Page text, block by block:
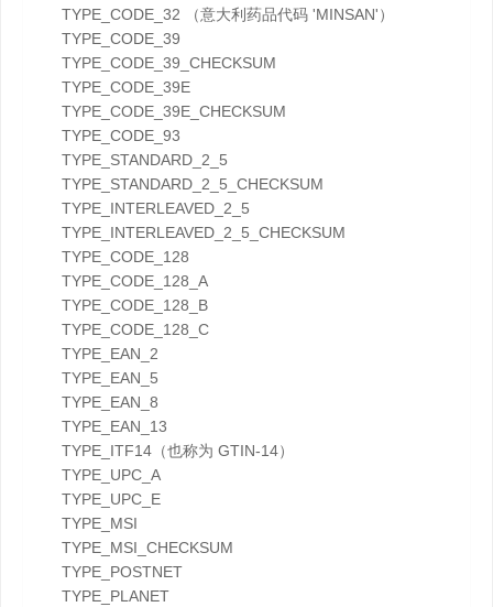
TYPE_CODE_32 （意大利药品代码 'MINSAN'）
TYPE_CODE_39
TYPE_CODE_39_CHECKSUM
TYPE_CODE_39E
TYPE_CODE_39E_CHECKSUM
TYPE_CODE_93
TYPE_STANDARD_2_5
TYPE_STANDARD_2_5_CHECKSUM
TYPE_INTERLEAVED_2_5
TYPE_INTERLEAVED_2_5_CHECKSUM
TYPE_CODE_128
TYPE_CODE_128_A
TYPE_CODE_128_B
TYPE_CODE_128_C
TYPE_EAN_2
TYPE_EAN_5
TYPE_EAN_8
TYPE_EAN_13
TYPE_ITF14（也称为 GTIN-14）
TYPE_UPC_A
TYPE_UPC_E
TYPE_MSI
TYPE_MSI_CHECKSUM
TYPE_POSTNET
TYPE_PLANET